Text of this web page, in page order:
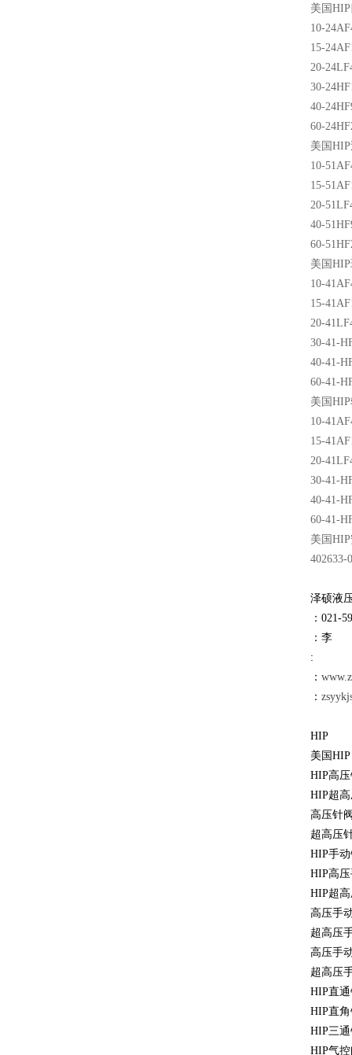
美国 HIP
10-
15-
20-
30-
40-
60-
美国 HIP
10-
15-
20-
40-
60-
美国 HIP
10-
15-
20-
30-41-
40-41-
60-41-
美国 HIP
10-
15-
20-
30-41-
40-41-
60-41-
美国 HIP
402633-
泽硕液
：021-
：李
:
：
：
HIP
美国HIP
HIP高
HIP超
高压针
超高压
HIP手
HIP高
HIP超
高压手
超高压
高压手
超高压
HIP直
HIP直
HIP三
HIP气